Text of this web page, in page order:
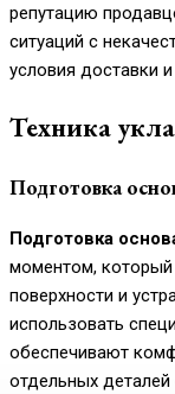
репутацию
ситуаций с
условия доставки
Техника
Подготовка
Подготовка
моментом, который
поверхности и
использовать
обеспечивают
отдельных